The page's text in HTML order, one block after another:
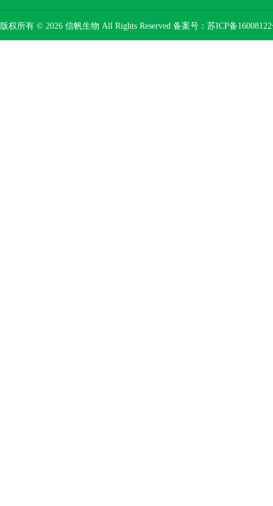
版权所有 © 2026 信帆生物 All Rights Reserved 备案号： 苏ICP备